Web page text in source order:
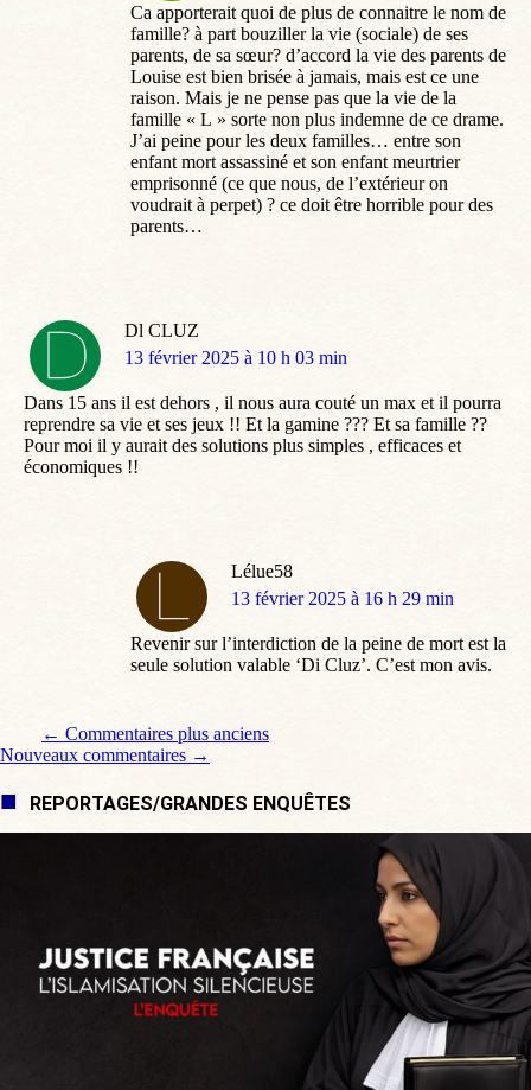
Ca apporterait quoi de plus de connaitre le nom de
famille? à part bouziller la vie (sociale) de ses
parents, de sa sœur? d’accord la vie des parents de
Louise est bien brisée à jamais, mais est ce une
raison. Mais je ne pense pas que la vie de la
famille « L » sorte non plus indemne de ce drame.
J’ai peine pour les deux familles… entre son
enfant mort assassiné et son enfant meurtrier
emprisonné (ce que nous, de l’extérieur on
voudrait à perpet) ? ce doit être horrible pour des
parents…
Dl CLUZ
dit
13 février 2025 à 10 h 03 min
Dans 15 ans il est dehors , il nous aura couté un max et il pourra
reprendre sa vie et ses jeux !! Et la gamine ??? Et sa famille ??
Pour moi il y aurait des solutions plus simples , efficaces et
économiques !!
Lélue58
dit
13 février 2025 à 16 h 29 min
Revenir sur l’interdiction de la peine de mort est la
seule solution valable ‘Di Cluz’. C’est mon avis.
Navigation de commentaire
← Commentaires plus anciens
Nouveaux commentaires →
REPORTAGES/GRANDES ENQUÊTES